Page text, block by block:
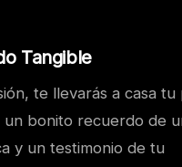
Tangible
te llevarás a casa tu
un bonito recuerdo de
y un testimonio de tu